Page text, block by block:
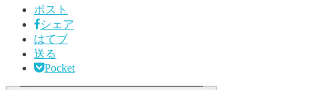
ポスト
シェア
はてブ
送る
Pocket